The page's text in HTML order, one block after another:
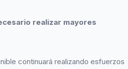
realizar mayores
continuará realizando esfuerzos